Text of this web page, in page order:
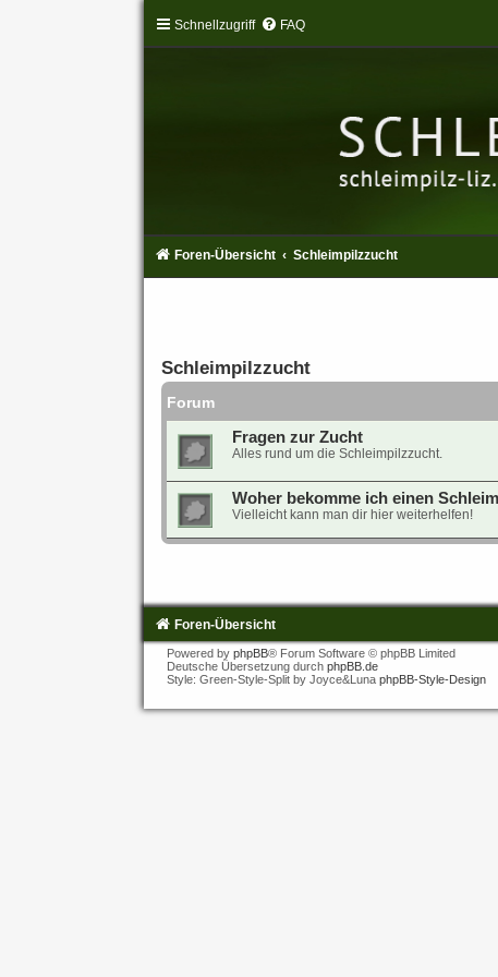
Schnellzugriff FAQ
Foren-Übersicht Schleimpilzzucht
Schleimpilzzucht
Forum
Fragen zur Zucht
Alles rund um die Schleimpilzzucht.
Woher bekomme ich einen
Vielleicht kann man dir hier weiterhelfen!
Foren-Übersicht
Powered by phpBB® Forum Software © phpBB Limited
Deutsche Übersetzung durch phpBB.de
Style: Green-Style-Split by Joyce&Luna phpBB-Style-Design